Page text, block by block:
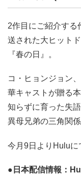
2作目にご紹介する
送された大ヒット
『春の日』。
コ・ヒョンジョン
華キャストが贈る
知らずに育った失
異母兄弟の三角関
今月9日よりHuluに
●日本配信情報：